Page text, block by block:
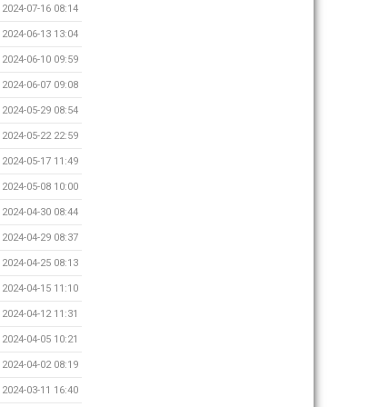
2024-07-16 08:14
2024-06-13 13:04
2024-06-10 09:59
2024-06-07 09:08
2024-05-29 08:54
2024-05-22 22:59
2024-05-17 11:49
2024-05-08 10:00
2024-04-30 08:44
2024-04-29 08:37
2024-04-25 08:13
2024-04-15 11:10
2024-04-12 11:31
2024-04-05 10:21
2024-04-02 08:19
2024-03-11 16:40